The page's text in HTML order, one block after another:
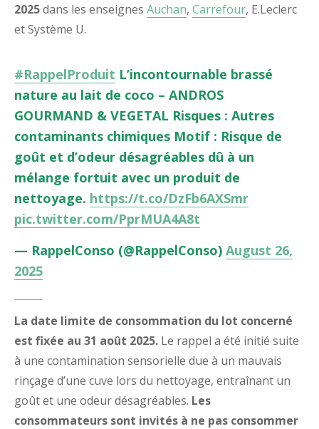
2025dans les enseignes Auchan, Carrefour, E.Leclerc
et Système U.
#RappelProduit L’incontournable brassé
nature au lait de coco – ANDROS
GOURMAND & VEGETAL Risques : Autres
contaminants chimiques Motif : Risque de
goût et d’odeur désagréables dû à un
mélange fortuit avec un produit de
nettoyage. https://t.co/DzFb6AXSmr
pic.twitter.com/PprMUA4A8t
— RappelConso (@RappelConso) August 26,
2025
La date limite de consommation du lot concerné
est fixée au 31 août 2025. Le rappel a été initié suite
à une contamination sensorielle due à un mauvais
rinçage d’une cuve lors du nettoyage, entraînant un
goût et une odeur désagréables. Les
consommateurs sont invités à ne pas consommer